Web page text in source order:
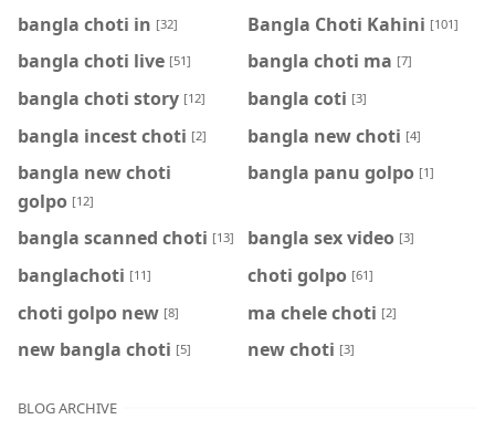
bangla choti in [32] Bangla Choti Kahini [101]
bangla choti live [51] bangla choti ma [7]
bangla choti story [12] bangla coti [3]
bangla incest choti [2] bangla new choti [4]
bangla new choti
golpo [12]
bangla panu golpo [1]
bangla scanned choti [13] bangla sex video [3]
banglachoti [11] choti golpo [61]
choti golpo new [8] ma chele choti [2]
new bangla choti [5] new choti [3]
BLOG ARCHIVE